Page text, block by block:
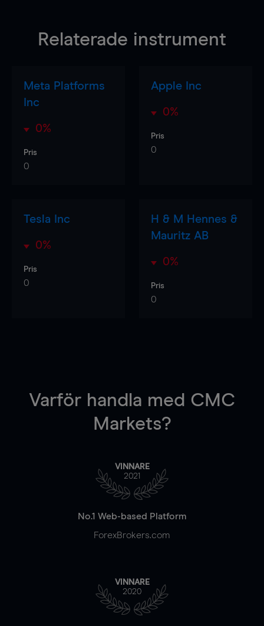
Relaterade instrument
Meta Platforms
Inc
0%
Pris
0
Apple Inc
0%
Pris
0
Tesla Inc
0%
Pris
0
H & M Hennes &
Mauritz AB
0%
Pris
0
Varför handla med CMC
Markets?
VINNARE
2021
No.1 Web-based Platform
ForexBrokers.com
VINNARE
2020